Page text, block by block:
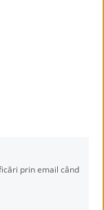
prin email când